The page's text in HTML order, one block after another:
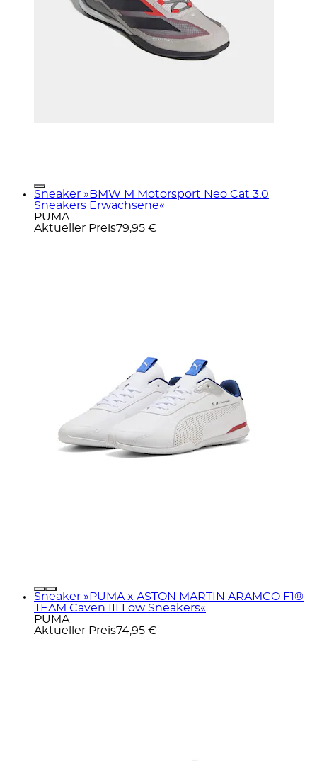
Sneaker »BMW M Motorsport Neo Cat 3.0
Sneakers Erwachsene«
PUMA
Aktueller Preis79,95 €
Sneaker »PUMA x ASTON MARTIN ARAMCO F1®
TEAM Caven III Low Sneakers«
PUMA
Aktueller Preis74,95 €